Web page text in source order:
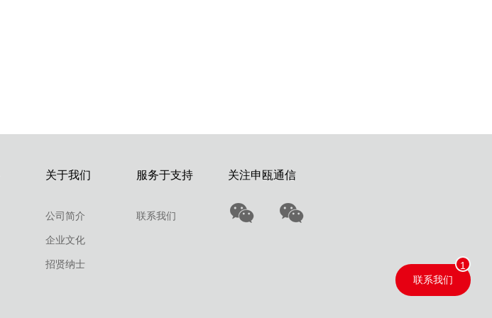
关于我们
公司简介
企业文化
招贤纳士
服务于支持
联系我们
关注申瓯通信
联系我们